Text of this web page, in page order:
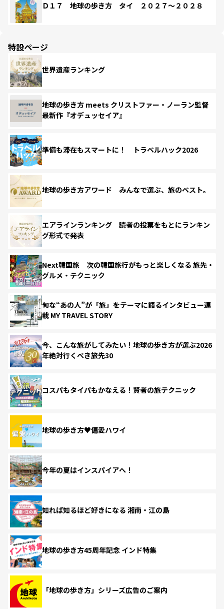
Ｄ１７ 地球の歩き方 タイ ２０２７～２０２８
特設ページ
世界遺産ランキング
地球の歩き方 meets クリストファー・ノーラン監督
最新作『オデュッセイア』
準備も滞在もスマートに！ トラベルハック2026
地球の歩き方アワード みんなで選ぶ、旅のベスト。
エアラインランキング 読者の投票をもとにランキン
グ形式で発表
Next韓国旅 次の韓国旅行がもっと楽しくなる 旅先・
グルメ・テクニック
旬な“あの人”が「旅」をテーマに語るインタビュー連
載 MY TRAVEL STORY
今、こんな旅がしてみたい！地球の歩き方が選ぶ2026
年絶対行くべき旅先30
コスパもタイパもかなえる！賢者の旅テクニック
地球の歩き方♥偏愛ハワイ
今年の夏はインスパイアへ！
知れば知るほど好きになる 湘南・江の島
地球の歩き方45周年記念 インド特集
「地球の歩き方」シリーズ広告のご案内